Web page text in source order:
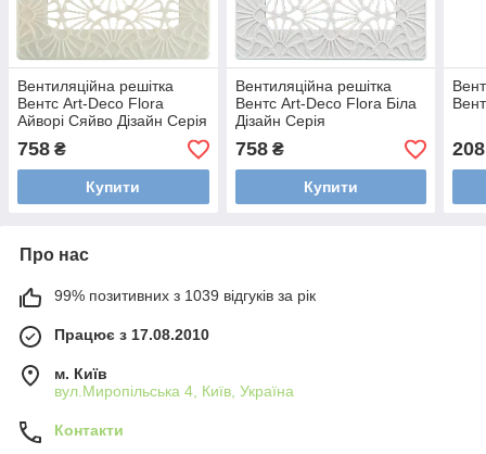
Вентиляційна решітка
Вентс Art-Deco Flora
Айворі Сяйво Дізайн Серія
758 ₴
Купити
Вентиляційна решітка
Вентс Art-Deco Flora Біла
Дізайн Серія
758₴
Купити
208
Про нас
99% позитивних з 1039 відгуків за рік
Працює з 17.08.2010
м. Київ
вул.Миропільська 4, Київ, Україна
Контакти